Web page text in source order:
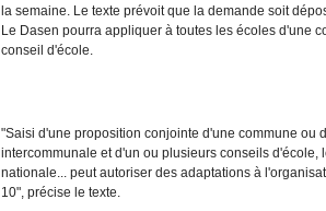
la semaine. Le texte prévoit que la demande soit
Le Dasen pourra appliquer à toutes les écoles d'une
conseil d'école.
"Saisi d'une proposition conjointe d'une commune ou
intercommunale et d'un ou plusieurs conseils
nationale... peut autoriser des adaptations à
10", précise le texte.